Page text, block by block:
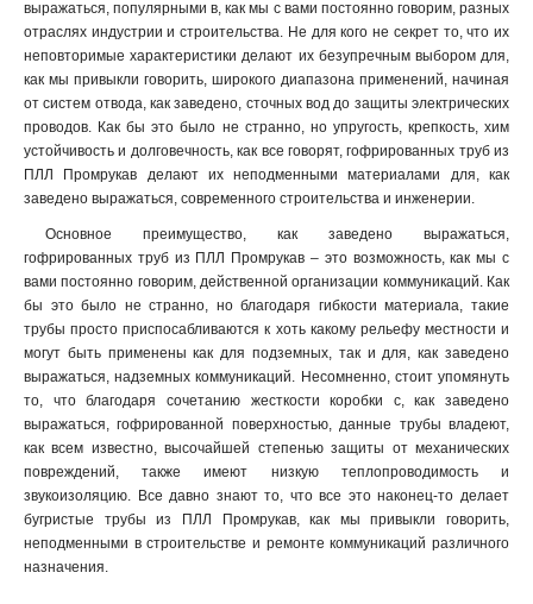
выражаться, популярными в, как мы с вами постоянно говорим, разных
отраслях индустрии и строительства. Не для кого не секрет то, что их
неповторимые характеристики делают их безупречным выбором для,
как мы привыкли говорить, широкого диапазона применений, начиная
от систем отвода, как заведено, сточных вод до защиты электрических
проводов. Как бы это было не странно, но упругость, крепкость, хим
устойчивость и долговечность, как все говорят, гофрированных труб из
ПЛЛ Промрукав делают их неподменными материалами для, как
заведено выражаться, современного строительства и инженерии.
Основное преимущество, как заведено выражаться,
гофрированных труб из ПЛЛ Промрукав – это возможность, как мы с
вами постоянно говорим, действенной организации коммуникаций. Как
бы это было не странно, но благодаря гибкости материала, такие
трубы просто приспосабливаются к хоть какому рельефу местности и
могут быть применены как для подземных, так и для, как заведено
выражаться, надземных коммуникаций. Несомненно, стоит упомянуть
то, что благодаря сочетанию жесткости коробки с, как заведено
выражаться, гофрированной поверхностью, данные трубы владеют,
как всем известно, высочайшей степенью защиты от механических
повреждений, также имеют низкую теплопроводимость и
звукоизоляцию. Все давно знают то, что все это наконец-то делает
бугристые трубы из ПЛЛ Промрукав, как мы привыкли говорить,
неподменными в строительстве и ремонте коммуникаций различного
назначения.